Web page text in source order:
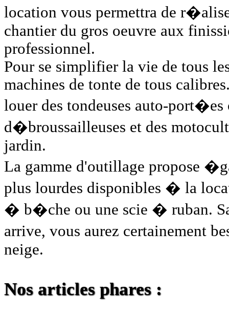
location vous permettra de
chantier du gros oeuvre aux
professionnel.
Pour se simplifier la vie de tous
machines de tonte de tous
louer des tondeuses auto-
d�broussailleuses et des
jardin.
La gamme d'outillage propose
plus lourdes disponibles � la
� b�che ou une scie � ruban.
arrive, vous aurez certainement
neige.
Nos articles phares :